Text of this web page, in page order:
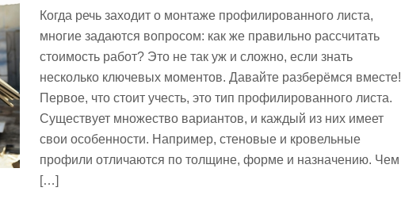
Когда речь заходит о монтаже профилированного листа,
многие задаются вопросом: как же правильно рассчитать
стоимость работ? Это не так уж и сложно, если знать
несколько ключевых моментов. Давайте разберёмся вместе!
Первое, что стоит учесть, это тип профилированного листа.
Существует множество вариантов, и каждый из них имеет
свои особенности. Например, стеновые и кровельные
профили отличаются по толщине, форме и назначению. Чем
[…]